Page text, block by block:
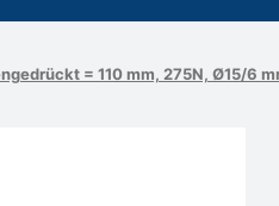
= 110 mm, 275N, Ø15/6